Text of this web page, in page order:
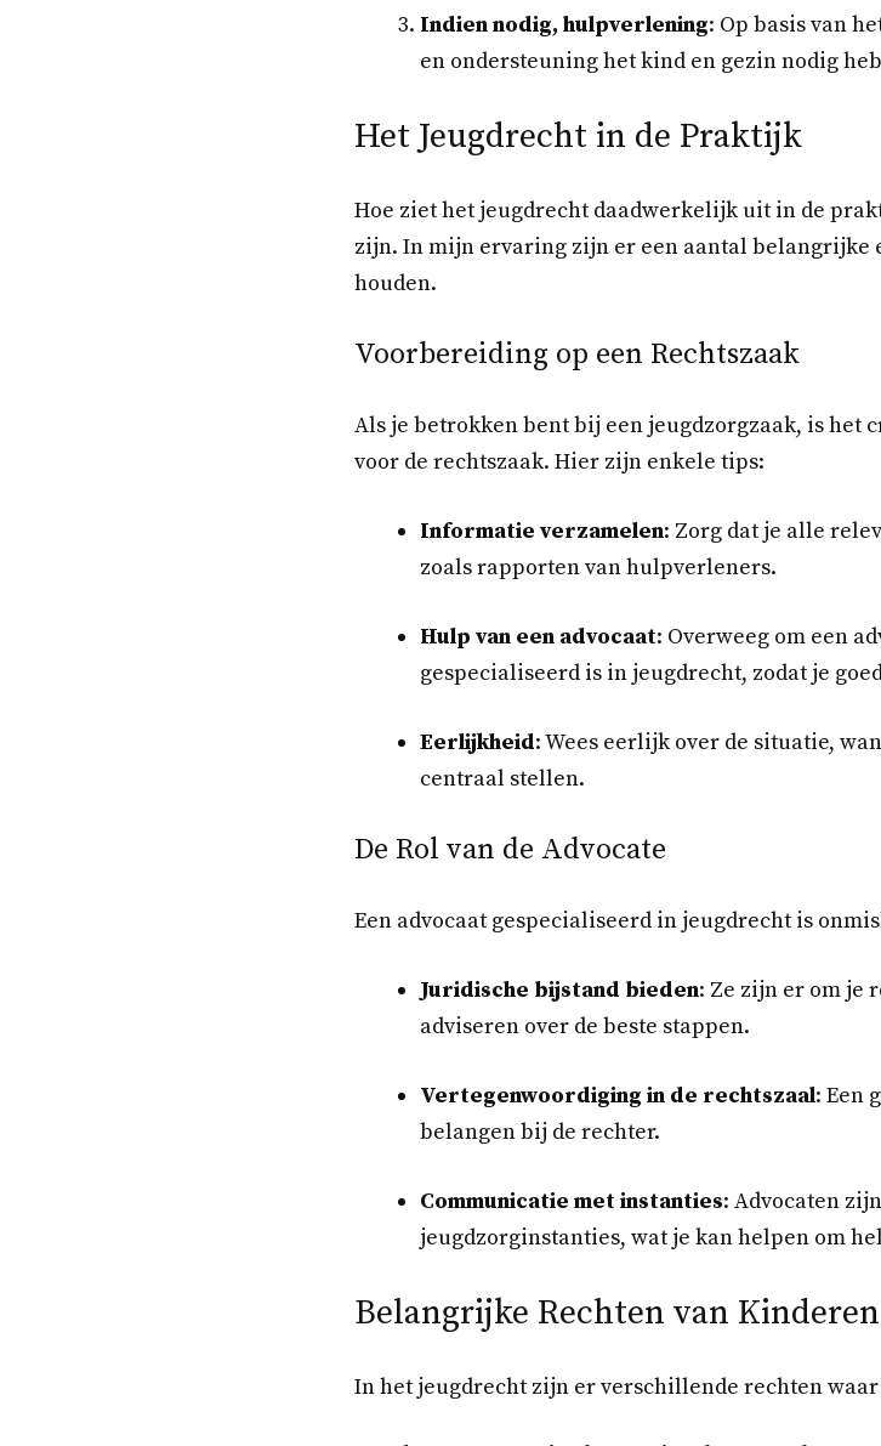
Indien nodig, hulpverlening: Op basis van
en ondersteuning het kind en gezin nodig
Het Jeugdrecht in de Praktijk
Hoe ziet het jeugdrecht daadwerkelijk uit in de
zijn. In mijn ervaring zijn er een aantal belangrijke
houden.
Voorbereiding op een Rechtszaak
Als je betrokken bent bij een jeugdzorgzaak, is het
voor de rechtszaak. Hier zijn enkele tips:
Informatie verzamelen: Zorg dat je alle
zoals rapporten van hulpverleners.
Hulp van een advocaat: Overweeg om een
gespecialiseerd is in jeugdrecht, zodat je
Eerlijkheid: Wees eerlijk over de situatie,
centraal stellen.
De Rol van de Advocate
Een advocaat gespecialiseerd in jeugdrecht is
Juridische bijstand bieden: Ze zijn er om je
adviseren over de beste stappen.
Vertegenwoordiging in de rechtszaal: Een
belangen bij de rechter.
Communicatie met instanties: Advocaten
jeugdzorginstanties, wat je kan helpen om
Belangrijke Rechten van Kinderen
In het jeugdrecht zijn er verschillende rechten